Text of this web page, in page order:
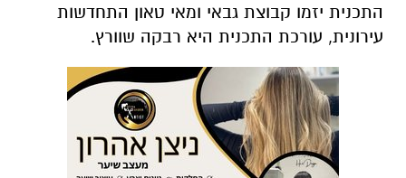
התכנית יזמו קבוצת גבאי ומאי טאון התחדשות
עירונית, עורכת התכנית היא רבקה שוורץ.